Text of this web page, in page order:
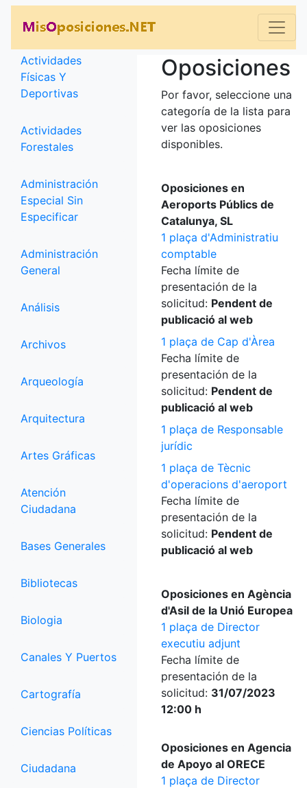
Categorías
Actividades
Físicas Y
Deportivas
Actividades
Forestales
Administración
Especial Sin
Especificar
Administración
General
Análisis
Archivos
Arqueología
Arquitectura
Artes Gráficas
Atención
Ciudadana
Bases Generales
Bibliotecas
Biologia
Canales Y Puertos
Cartografía
Ciencias Políticas
Ciudadana
Oposiciones
Por favor, seleccione una
categoría de la lista para
ver las oposiciones
disponibles.
Oposiciones en
Aeroports Públics de
Catalunya, SL
1 plaça d'Administratiu
comptable
Fecha límite de
presentación de la
solicitud: Pendent de
publicació al web
1 plaça de Cap d'Àrea
Fecha límite de
presentación de la
solicitud: Pendent de
publicació al web
1 plaça de Responsable
jurídic
1 plaça de Tècnic
d'operacions d'aeroport
Fecha límite de
presentación de la
solicitud: Pendent de
publicació al web
Oposiciones en Agència
d'Asil de la Unió Europea
1 plaça de Director
executiu adjunt
Fecha límite de
presentación de la
solicitud: 31/07/2023
12:00 h
Oposiciones en Agencia
de Apoyo al ORECE
1 plaça de Director